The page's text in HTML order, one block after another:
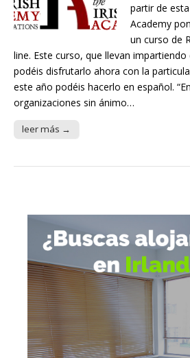
partir de
Academy
un curso de
line. Este curso, que llevan
podéis disfrutarlo ahora con la
este año podéis hacerlo en español.
organizaciones sin ánimo…
leer más →